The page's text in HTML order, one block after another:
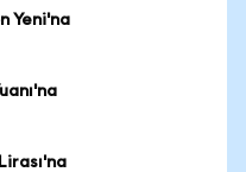
Yeni'na